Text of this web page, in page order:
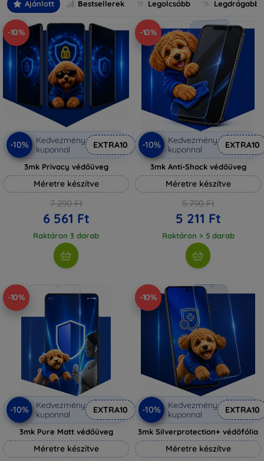
előtt tartva kínálunk megoldásokat minden eszközre.
Ajánlott Bestsellerek Legolcsóbb Legdrágabb
-10%
-10%
Kedvezmény
kuponnal
EXTRA10
3mk Privacy védőüveg
Méretre készítve
7 290 Ft
6 561 Ft
Raktáron 3 darab
-10%
-10%
Kedvezmény
kuponnal
EXTRA10
3mk Anti-Shock védőüveg
Méretre készítve
5 790 Ft
5 211 Ft
Raktáron > 5 darab
-10%
-10%
Kedvezmény
kuponnal
EXTRA10
3mk Pure Matt védőüveg
Méretre készítve
-10%
-10%
Kedvezmény
kuponnal
EXTRA10
3mk Silverprotection+ védőfólia
Méretre készítve